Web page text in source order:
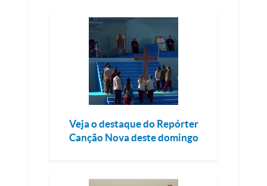
Veja o destaque do Repórter
Canção Nova deste domingo